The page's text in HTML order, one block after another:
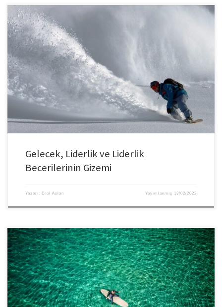
Pandemi döneminde her şirket uçurumun hemen kenarındaydı. Bazıları bu
muğlak durum ve belirsizliğin içinde şok yaşarken bazıları da farklı düşünce,
ürün veya girişimlerle öne çıkmaya hatta pandemi ile mücadeleye destek
vererek marka itibarlarını artırmaya çalıştılar. Peki, kararsızlar ile kendini
geliştiren liderler arasındaki temel fark nedir? Ne yazık ki, geleneksel yönetici
[…]
Gelecek, Liderlik ve Liderlik
Becerilerinin Gizemi
Yazarı: Erol Aslan Yayımlanmış 13/02/2022
Organizasyonu ve iş gücünü pandemi sonrası değişikliklere en iyi şekilde
hazırlamak için liderlerin bir dizi kritik ve belirsizlik içeren soru üzerinde
hareket etmesi gerekir. Fiziksel çalışma alanlarının revize edilmesinden
sosyal aktivitelere, çalışanların beceri ve yeteneklerinden gözetimsiz çalışma
alışkanlıklarına kadar. Evet, birçok konu da liderlerin hem işyerini hem de